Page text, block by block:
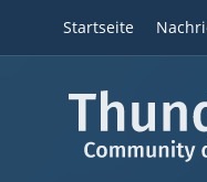
Startseite